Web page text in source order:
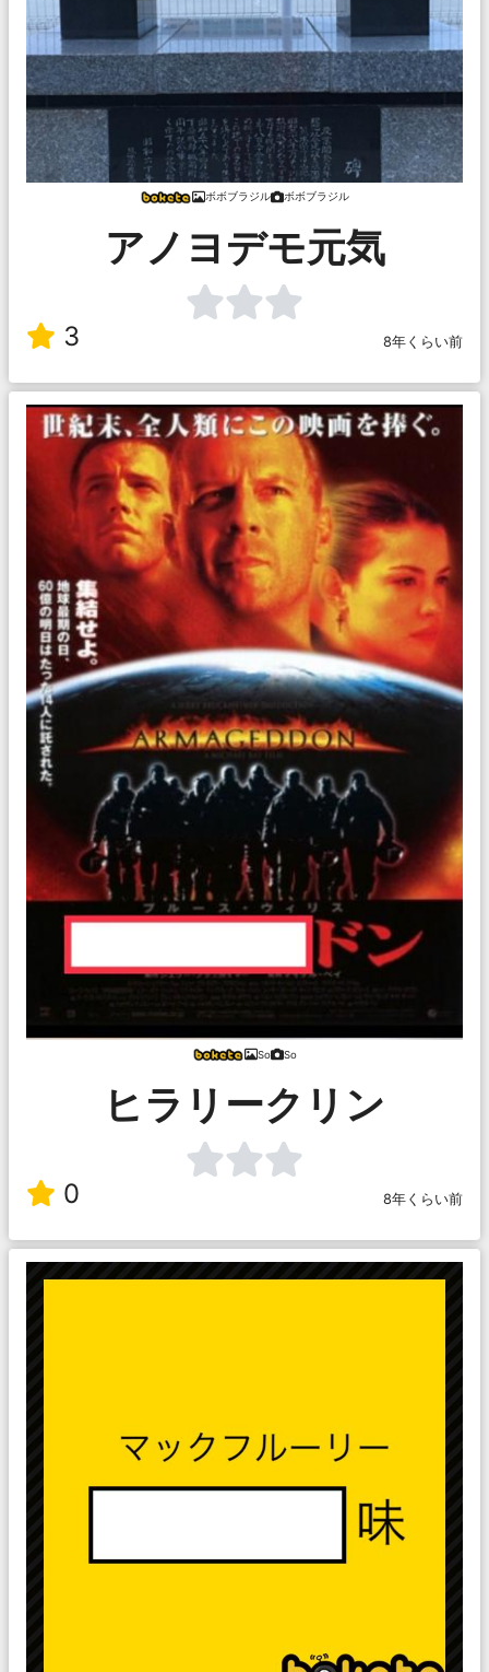
ボボブラジル ボボブラジル
アノヨデモ元気
3 8年くらい前
So So
ヒラリークリン
0 8年くらい前